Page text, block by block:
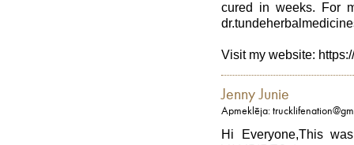
cured in weeks. For
Visit my website:
Jenny Junie
Apmeklēja:
Hi Everyone,This